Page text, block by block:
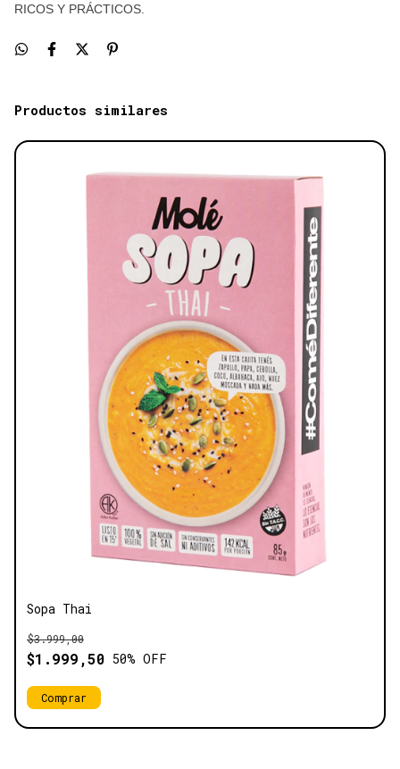
RICOS Y PRÁCTICOS.
Productos similares
Sopa Thai
$1.999,50
$3.999,00
50% OFF